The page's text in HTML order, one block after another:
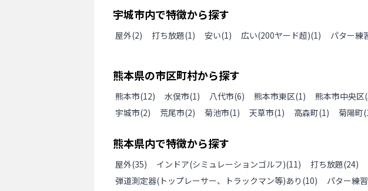
宇城市内で特徴から探す
屋外(2) 打ち放題(1) 安い(1) 広い(200ヤード超)(1) パター練
熊本県の市区町村から探す
熊本市(12) 水俣市(1) 八代市(6) 熊本市東区(1) 熊本市中央区(
宇城市(2) 荒尾市(2) 菊池市(1) 天草市(1) 高森町(1) 菊陽町(
熊本県内で特徴から探す
屋外(35) インドア(シミュレーションゴルフ)(11) 打ち放題(24)
弾道測定器(トップレーサー、トラックマン等)あり (10) パター練